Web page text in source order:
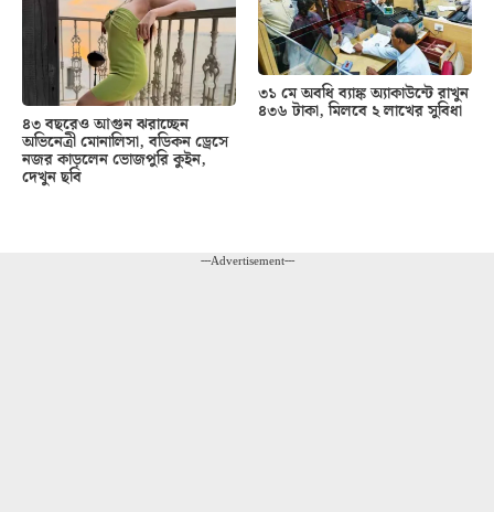
৪৩ বছরেও আগুন ঝরাচ্ছেন
অভিনেত্রী মোনালিসা, বডিকন ড্রেসে
নজর কাড়লেন ভোজপুরি কুইন,
দেখুন ছবি
৩১ মে অবধি ব্যাঙ্ক অ্যাকাউন্টে রাখুন
৪৩৬ টাকা, মিলবে ২ লাখের সুবিধা
---Advertisement---